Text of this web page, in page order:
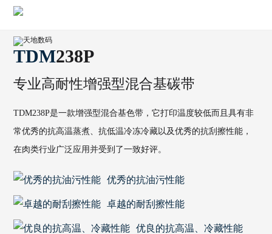
TDM238P
专业高耐性增强型混合基碳带
TDM238P是一款增强型混合基色带，它打印温度较低而且具有非
常优秀的抗高温蒸煮、抗低温冷冻冷藏以及优秀的抗刮擦性能，
在肉类行业广泛应用并受到了一致好评。
优秀的抗油污性能
卓越的耐刮擦性能
优良的抗高温、冷藏性能